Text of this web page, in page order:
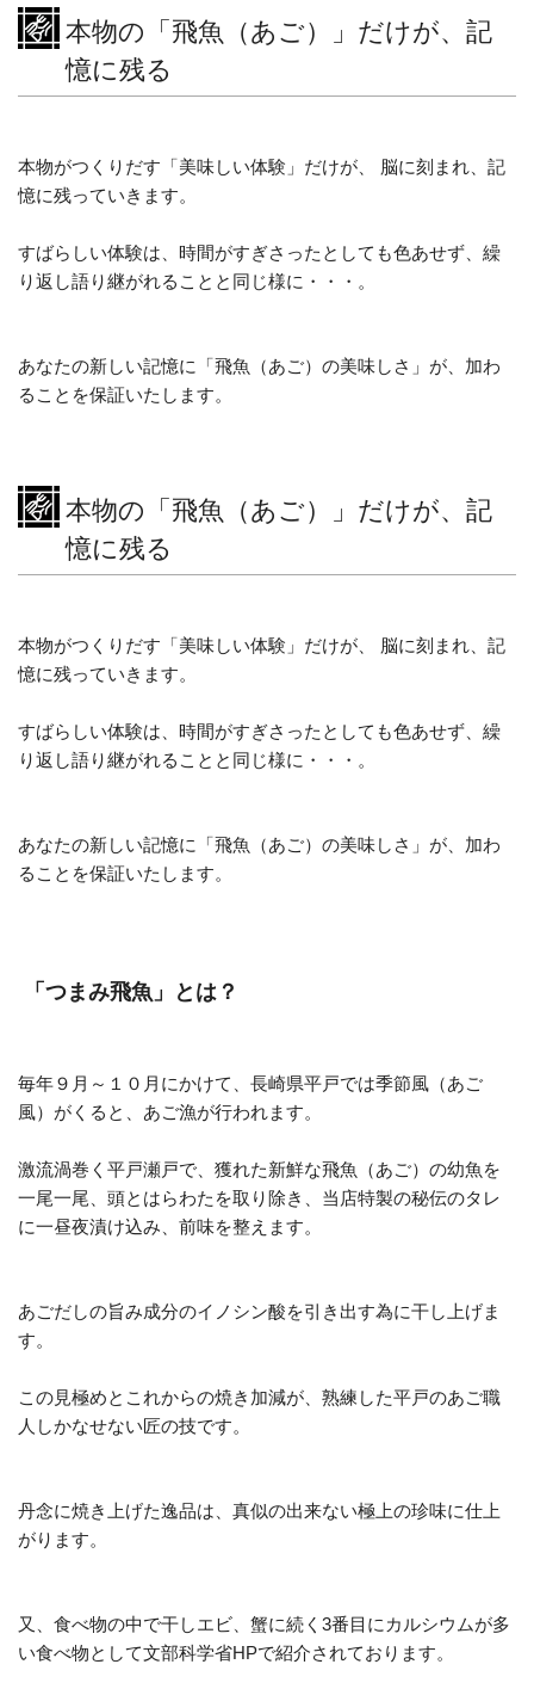
本物の「飛魚（あご）」だけが、記
憶に残る
本物がつくりだす「美味しい体験」だけが、 脳に刻まれ、記
憶に残っていきます。
すばらしい体験は、時間がすぎさったとしても色あせず、繰
り返し語り継がれることと同じ様に・・・。
あなたの新しい記憶に「飛魚（あご）の美味しさ」が、加わ
ることを保証いたします。
本物の「飛魚（あご）」だけが、記
憶に残る
本物がつくりだす「美味しい体験」だけが、 脳に刻まれ、記
憶に残っていきます。
すばらしい体験は、時間がすぎさったとしても色あせず、繰
り返し語り継がれることと同じ様に・・・。
あなたの新しい記憶に「飛魚（あご）の美味しさ」が、加わ
ることを保証いたします。
「つまみ飛魚」とは？
毎年９月～１０月にかけて、長崎県平戸では季節風（あご
風）がくると、あご漁が行われます。
激流渦巻く平戸瀬戸で、獲れた新鮮な飛魚（あご）の幼魚を
一尾一尾、頭とはらわたを取り除き、当店特製の秘伝のタレ
に一昼夜漬け込み、前味を整えます。
あごだしの旨み成分のイノシン酸を引き出す為に干し上げま
す。
この見極めとこれからの焼き加減が、熟練した平戸のあご職
人しかなせない匠の技です。
丹念に焼き上げた逸品は、真似の出来ない極上の珍味に仕上
がります。
又、食べ物の中で干しエビ、蟹に続く3番目にカルシウムが多
い食べ物として文部科学省HPで紹介されております。